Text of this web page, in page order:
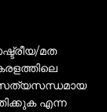
മത
സത്യസന്ധമായ
എന്ന